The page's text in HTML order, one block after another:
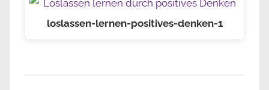
loslassen-lernen-positives-denken-1